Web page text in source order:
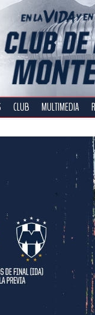
CLUB MULTIMEDIA